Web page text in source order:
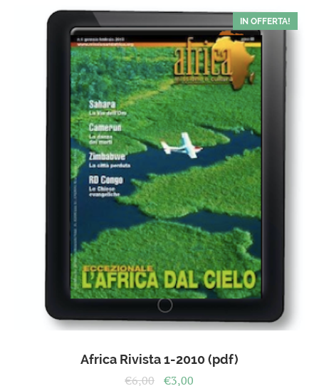
IN OFFERTA!
Africa Rivista 1-2010 (pdf)
€6,00 Il
€3,00